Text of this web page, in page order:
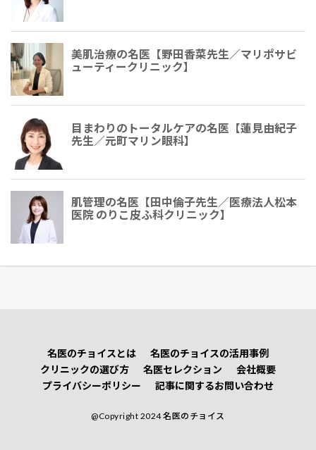
美肌治療の名医【野田香菜先生／マリポサビ
ューティークリニック】
目まわりのトータルケアの名医【蓮見由紀子
先生／元町マリン眼科】
肌管理の名医【田中倫子先生／医療法人松本
医院 のりこ皮ふ科クリニック】
名医のチョイスとは
名医のチョイスの活用事例
クリニックの選び方
名医セレクション
会社概要
プライバシーポリシー
記事に関するお問い合わせ
@Copyright 2024 名医のチョイス